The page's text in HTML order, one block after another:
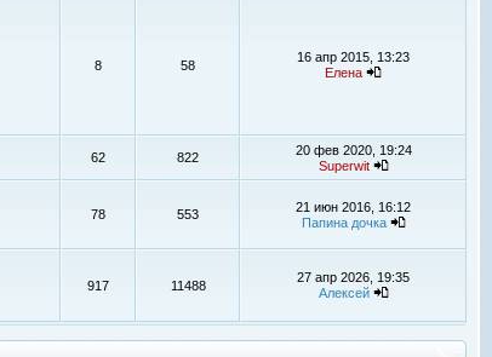
8 58
16 апр 2015, 13:23
Елена
62 822
20 фев 2020, 19:24
Superwit
78 553
21 июн 2016, 16:12
Папина дочка
917 11488
27 апр 2026, 19:35
Алексей